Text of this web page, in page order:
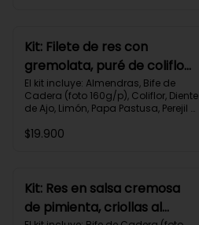
Proteínas 29g
Kit: Filete de res con
gremolata, puré de coliflor
y cherrys-71
El kit incluye: Almendras, Bife de
Cadera (foto 160g/p), Coliflor, Diente
de Ajo, Limón, Papa Pastusa, Perejil
Cherry, Receta Impresa.
$19.900
Kit: Res en salsa cremosa
de pimienta, criollas al